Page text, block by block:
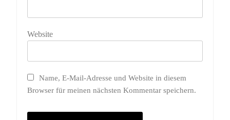
Website
Name, E-Mail-Adresse und Website in diesem
Browser für meinen nächsten Kommentar speichern.